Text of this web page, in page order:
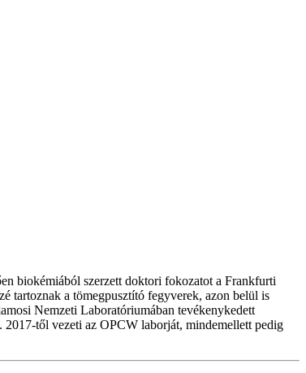
biokémiából szerzett doktori fokozatot a Frankfurti
tartoznak a tömegpusztító fegyverek, azon belül is
Nemzeti Laboratóriumában tevékenykedett
től vezeti az OPCW laborját, mindemellett pedig